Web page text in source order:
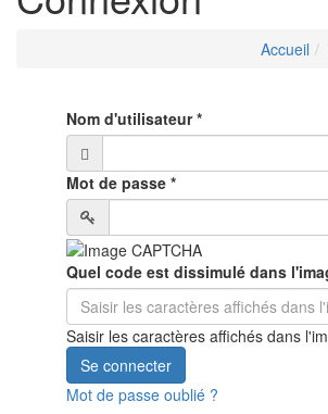
Accueil
Nom d'utilisateur*
Mot de passe *
Quel code est dissimulé dans
Saisir les caractères affichés dans
Se connecter
Mot de passe oublié ?